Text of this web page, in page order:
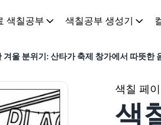
색칠공부 색칠공부 생성기
울 분위기: 산타가 축제 창가에서 따뜻한
색칠 페
색